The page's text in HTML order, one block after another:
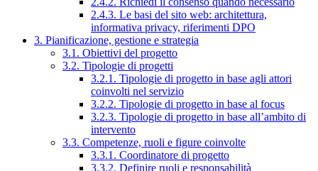
2.4.3. Le basi del sito web: architettura,
informativa privacy, riferimenti DPO
3. Pianificazione, gestione e strategia
3.1. Obiettivi del progetto
3.2. Tipologie di progetti
3.2.1. Tipologie di progetto in base agli attori
coinvolti nel servizio
3.2.2. Tipologie di progetto in base al focus
3.2.3. Tipologie di progetto in base all’ambito di
intervento
3.3. Competenze, ruoli e figure coinvolte
3.3.1. Coordinatore di progetto
3.3.2. Definire ruoli e responsabilità